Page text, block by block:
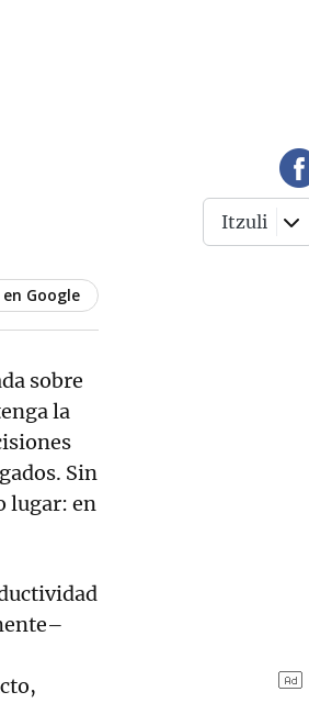
Itzuli
Google
sobre
la
Sin
lugar: en